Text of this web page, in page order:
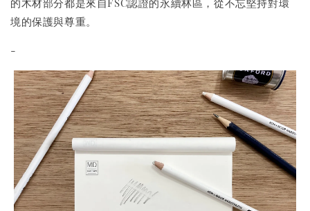
的木材部分都是來自FSC認證的永續林區，從不忘堅持對環
境的保護與尊重。
-